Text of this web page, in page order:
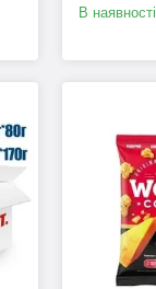
В наявності